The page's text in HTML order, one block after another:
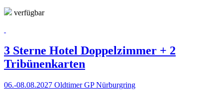
verfügbar
3 Sterne Hotel Doppelzimmer + 2
Tribünenkarten
06.-08.08.2027 Oldtimer GP Nürburgring